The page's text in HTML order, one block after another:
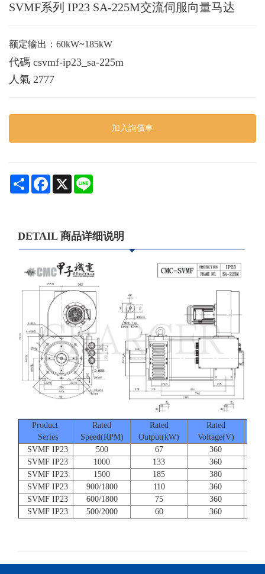
SVMF系列 IP23 SA-225M交流伺服向量马达
额定输出：60kW~185kW
代碼 csvmf-ip23_sa-225m
人氣 2777
加入詢價車
Share Facebook
X
DETAIL 商品详细说明
Product
Series
Rated
Speed(RPM)
Rated
Output(kW)
Rated
Voltage(V)
SVMF IP23
500 67
360
SVMF IP23
1000 133 360
SVMF IP23
1500 185 380
SVMF IP23
900/1800 110
360
SVMF IP23
600/1800 75
360
SVMF IP23
500/2000 60 360